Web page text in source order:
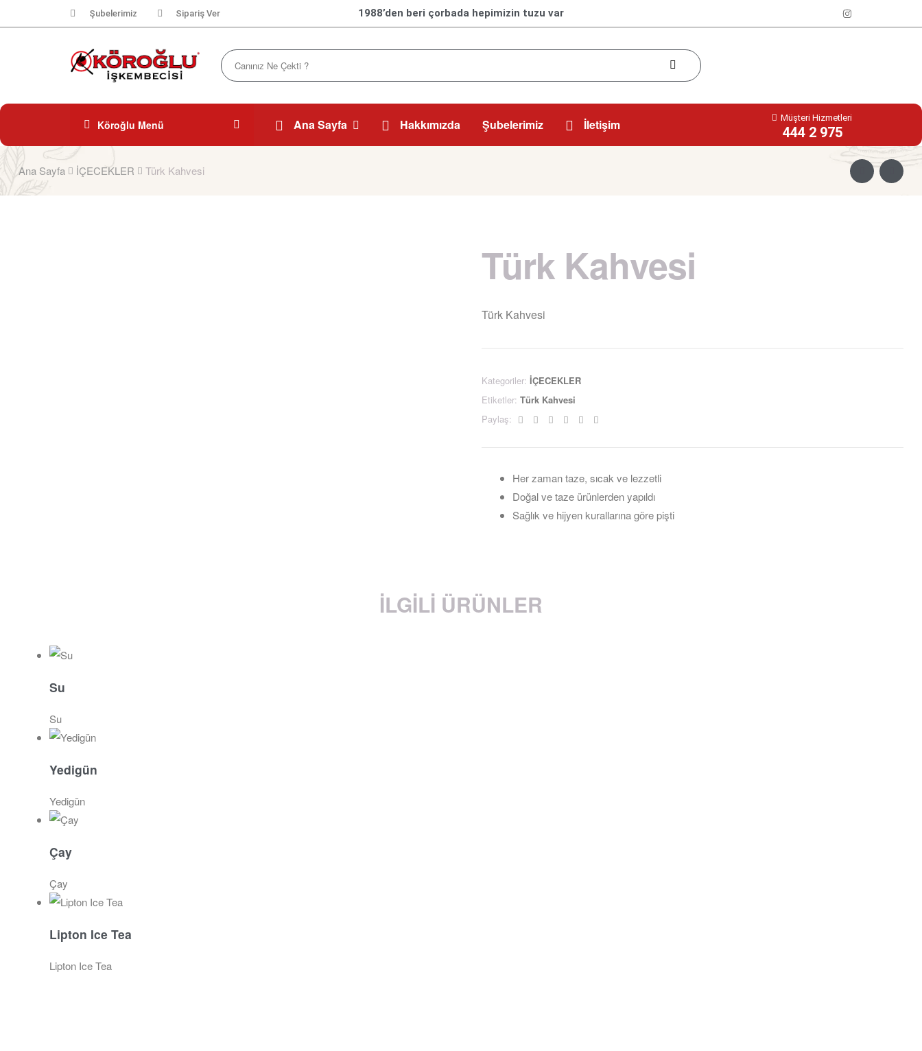
Şubelerimiz Sipariş Ver 1988’den beri çorbada hepimizin tuzu var
Köroğlu Menü Ana Sayfa Hakkımızda Şubelerimiz İletişim Müşteri Hizmetleri
444 2 975
Ana Sayfa İÇECEKLER Türk Kahvesi
Türk Kahvesi
Türk Kahvesi
Kategoriler: İÇECEKLER
Etiketler: Türk Kahvesi
Paylaş:
Facebook
TwitterLinkedinGoogle+Pinterest
Her zaman taze, sıcak ve lezzetli
Doğal ve taze ürünlerden yapıldı
Sağlık ve hijyen kurallarına göre pişti
İLGILI ÜRÜNLER
Su
Su
Yedigün
Yedigün
Çay
Çay
Lipton Ice Tea
Lipton Ice Tea